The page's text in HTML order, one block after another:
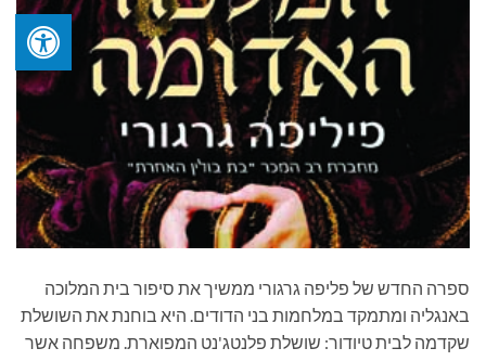
ספרה החדש של פליפה גרגורי ממשיך את סיפור בית המלוכה
באנגליה ומתמקד במלחמות בני הדודים. היא בוחנת את השושלת
שקדמה לבית טיודור: שושלת פלנטג'נט המפוארת. משפחה אשר